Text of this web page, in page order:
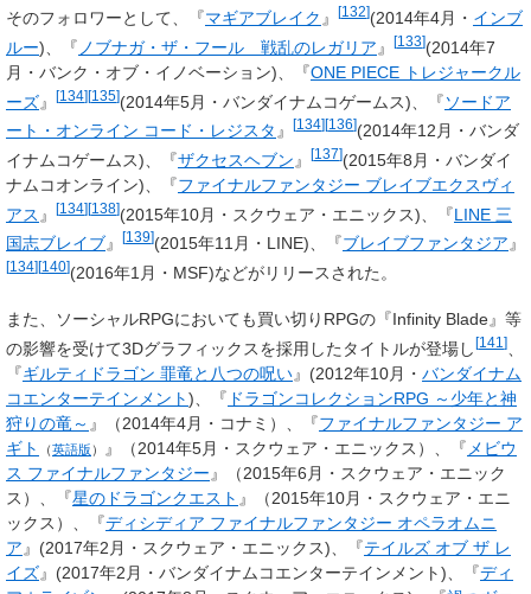
そのフォロワーとして、『マギアブレイク 』 [132](2014年4月・ インブ
ルー)、『 ノブナガ・ザ・フール 戦乱のレガリア 』 [133](2014年7
月・バンク・オブ・イノベーション)、『ONE PIECE トレジャークル
ーズ』 [134][135](2014年5月・バンダイナムコゲームス)、『ソードア
ート・オンライン コード・レジスタ 』 [134][136](2014年12月・バンダ
イナムコゲームス) 、『ザクセスヘブン 』 [137](2015年8月・バンダイ
ナムコオンライン)、『ファイナルファンタジー ブレイブエクスヴィ
アス 』 [134][138](2015年10月・スクウェア・エニックス) 、『LINE 三
国志ブレイブ』 [139](2015年11月・LINE) 、『ブレイブファンタジア 』
[134][140](2016年1月・MSF)などがリリースされた。
また、ソーシャルRPGにおいても買い切りRPGの『Infinity Blade』等
の影響を受けて3Dグラフィックスを採用したタイトルが登場し [141 ]
『ギルティドラゴン 罪竜と八つの呪い』(2012年10月・ バンダイナム
コエンターテインメント)、『 ドラゴンコレクションRPG ～少年と神
狩りの竜～ 』（2014年4月・コナミ）、『ファイナルファンタジー ア
ギト
（英語版 ） 』（2014年5月・スクウェア・エニックス）、『 メビウ
ス ファイナルファンタジー 』（2015年6月・スクウェア・エニック
ス）、『星のドラゴンクエスト 』（2015年10月・スクウェア・エニ
ックス）、『ディシディア ファイナルファンタジー オペラオムニ
ア 』(2017年2月・スクウェア・エニックス)、『テイルズ オブ ザ レ
イズ』(2017年2月・バンダイナムコエンターテインメント)、『ディ